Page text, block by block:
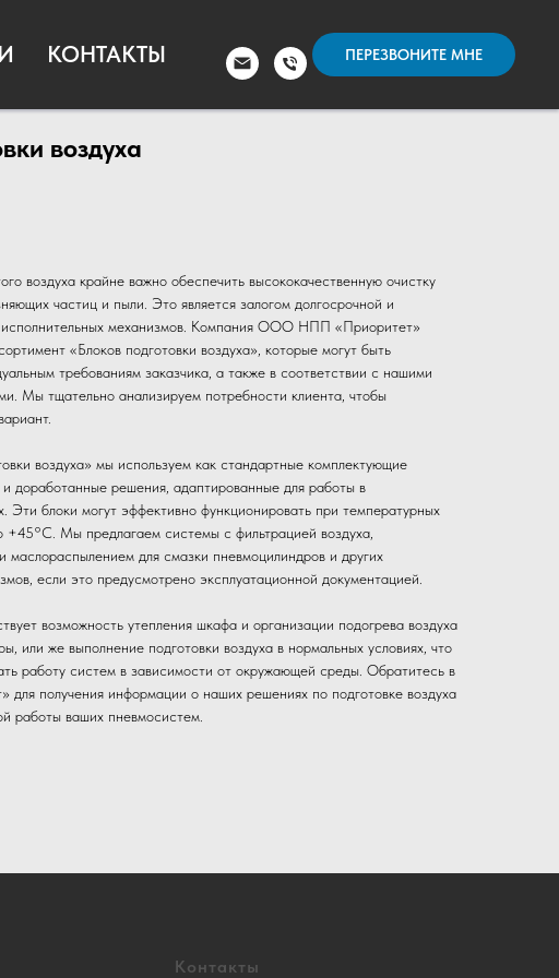
КОНТАКТЫ ПЕРЕЗВОНИТЕ МНЕ
воздуха
воздуха крайне важно обеспечить высококачественную очистку
частиц и пыли. Это является залогом долгосрочной и
механизмов. Компания ООО НПП «Приоритет»
«Блоков подготовки воздуха», которые могут быть
требованиям заказчика, а также в соответствии с нашими
Мы тщательно анализируем потребности клиента, чтобы
воздуха» мы используем как стандартные комплектующие
и доработанные решения, адаптированные для работы в
Эти блоки могут эффективно функционировать при температурных
+45°С. Мы предлагаем системы с фильтрацией воздуха,
маслораспылением для смазки пневмоцилиндров и других
если это предусмотрено эксплуатационной документацией.
возможность утепления шкафа и организации подогрева воздуха
или же выполнение подготовки воздуха в нормальных условиях, что
работу систем в зависимости от окружающей среды. Обратитесь в
получения информации о наших решениях по подготовке воздуха
работы ваших пневмосистем.
Контакты